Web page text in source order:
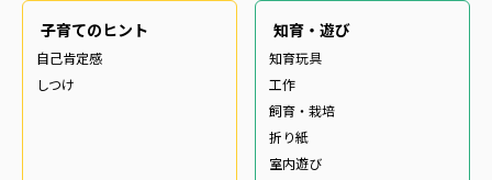
子育てのヒント
自己肯定感
しつけ
知育・遊び
知育玩具
工作
飼育・栽培
折り紙
室内遊び